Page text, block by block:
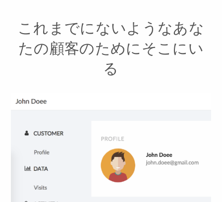
これまでにないようなあな
たの顧客のためにそこにい
る